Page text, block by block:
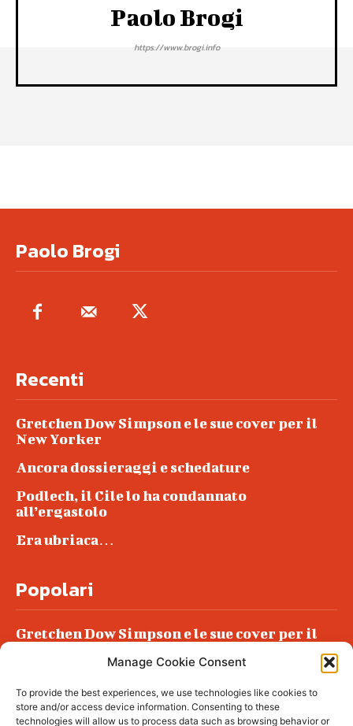
Manage Cookie Consent
To provide the best experiences, we use technologies like cookies to
store and/or access device information. Consenting to these
technologies will allow us to process data such as browsing behavior or
Paolo Brogi
https://www.brogi.info
Paolo Brogi
Recenti
Gretchen Dow Simpson e le sue cover per il
New Yorker
Ancora dossieraggi e schedature
Podlech, il Cile lo ha condannato
all’ergastolo
Era ubriaca…
Popolari
Gretchen Dow Simpson e le sue cover per il
Podlech, il Cile lo ha condannato
all’ergastolo